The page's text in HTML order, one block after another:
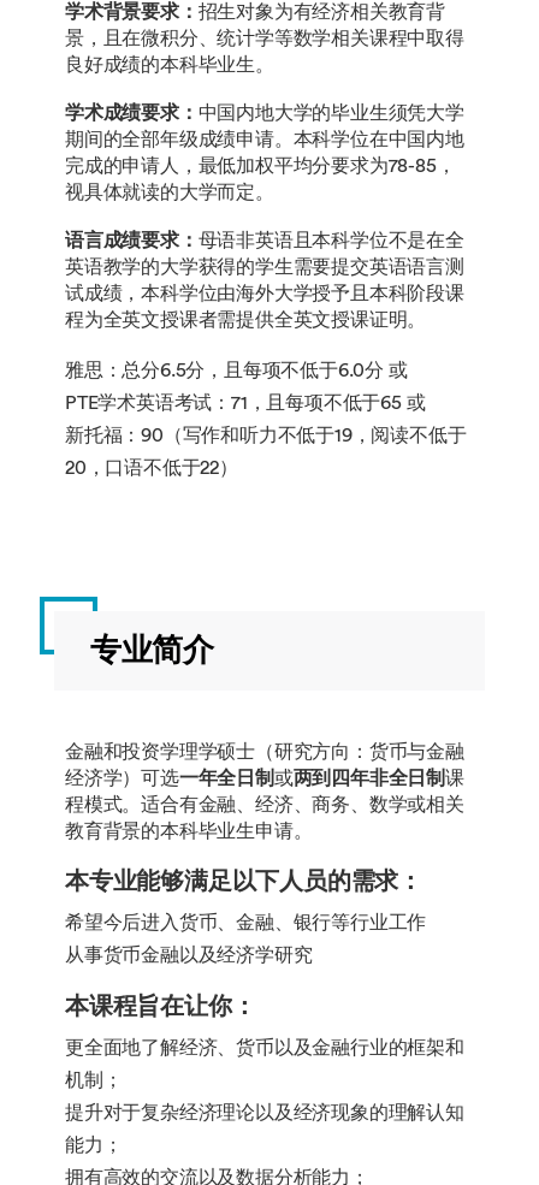
学术背景要求： 招生对象为有经济相关教育背
景，且在微积分、统计学等数学相关课程中取得
良好成绩的本科毕业生。
学术成绩要求： 中国内地大学的毕业生须凭大学
期间的全部年级成绩申请。本科学位在中国内地
完成的申请人，最低加权平均分要求为78-85，
视具体就读的大学而定。
语言成绩要求： 母语非英语且本科学位不是在全
英语教学的大学获得的学生需要提交英语语言测
试成绩，本科学位由海外大学授予且本科阶段课
程为全英文授课者需提供全英文授课证明。
雅思：总分6.5分，且每项不低于6.0分 或
PTE学术英语考试：71，且每项不低于65 或
新托福：90（写作和听力不低于19，阅读不低于
20，口语不低于22）
专业简介
金融和投资学理学硕士（研究方向：货币与金融
经济学）可选一年全日制或两到四年非全日制课
程模式。适合有金融、经济、商务、数学或相关
教育背景的本科毕业生申请。
本专业能够满足以下人员的需求：
希望今后进入货币、金融、银行等行业工作
从事货币金融以及经济学研究
本课程旨在让你：
更全面地了解经济、货币以及金融行业的框架和
机制；
提升对于复杂经济理论以及经济现象的理解认知
能力；
拥有高效的交流以及数据分析能力；